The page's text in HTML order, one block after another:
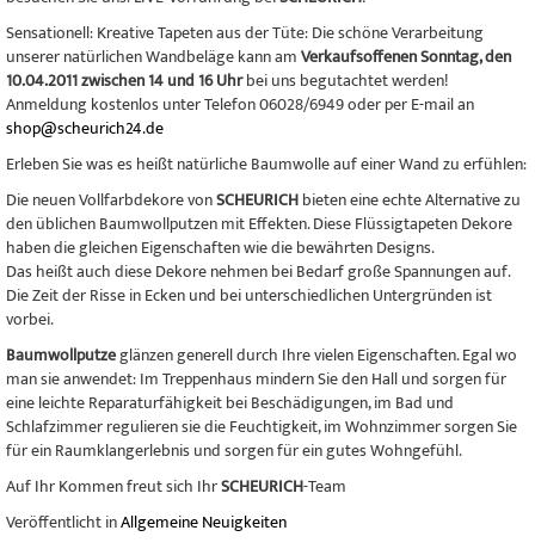
Sensationell: Kreative Tapeten aus der Tüte: Die schöne Verarbeitung
unserer natürlichen Wandbeläge kann amVerkaufsoffenen Sonntag, den
10.04.2011 zwischen 14 und 16 Uhrbei uns begutachtet werden!
Anmeldung kostenlos unter Telefon 06028/6949 oder per E-mail an
shop@scheurich24.de
Erleben Sie was es heißt natürliche Baumwolle auf einer Wand zu erfühlen:
Die neuen Vollfarbdekore vonSCHEURICHbieten eine echte Alternative zu
den üblichen Baumwollputzen mit Effekten. Diese Flüssigtapeten Dekore
haben die gleichen Eigenschaften wie die bewährten Designs.
Das heißt auch diese Dekore nehmen bei Bedarf große Spannungen auf.
Die Zeit der Risse in Ecken und bei unterschiedlichen Untergründen ist
vorbei.
Baumwollputzeglänzen generell durch Ihre vielen Eigenschaften. Egal wo
man sie anwendet: Im Treppenhaus mindern Sie den Hall und sorgen für
eine leichte Reparaturfähigkeit bei Beschädigungen, im Bad und
Schlafzimmer regulieren sie die Feuchtigkeit, im Wohnzimmer sorgen Sie
für ein Raumklangerlebnis und sorgen für ein gutes Wohngefühl.
Auf Ihr Kommen freut sich IhrSCHEURICH-Team
Veröffentlicht inAllgemeine Neuigkeiten